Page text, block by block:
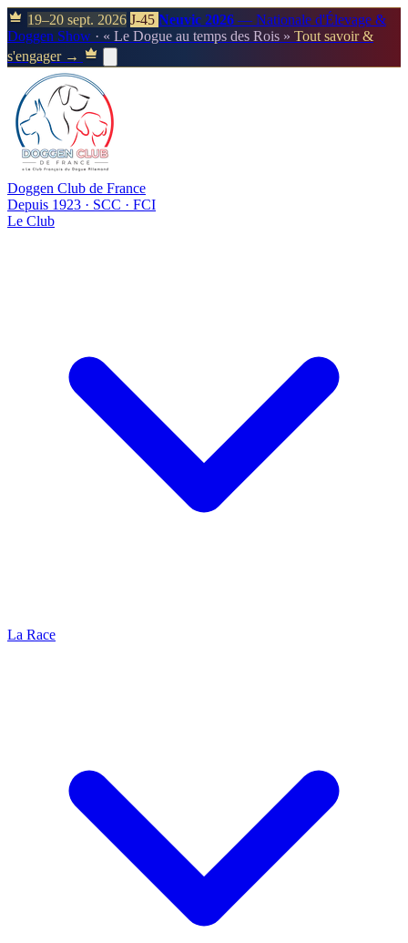
19–20 sept. 2026 J-45 Neuvic 2026 — Nationale d'Élevage &
Doggen Show · « Le Dogue au temps des Rois » Tout savoir &
s'engager →
Doggen Club de France
Depuis 1923 · SCC · FCI
Le Club
La Race